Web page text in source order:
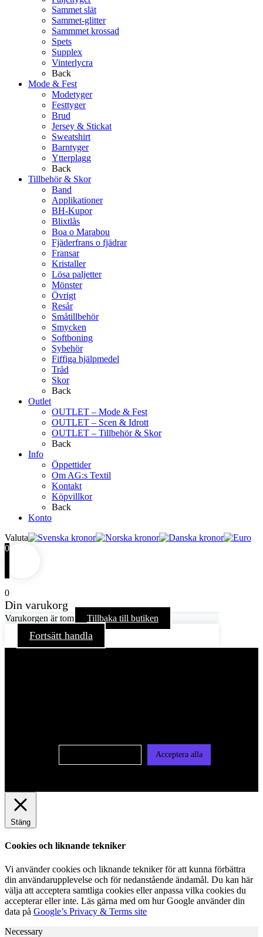
Sammet slät
Sammet-glitter
Sammmet krossad
Spets
Supplex
Vinterlycra
Back
Mode & Fest
Modetyger
Festtyger
Brud
Jersey & Stickat
Sweatshirt
Barntyger
Ytterplagg
Back
Tillbehör & Skor
Band
Applikationer
BH-Kupor
Blixtlås
Boa o Marabou
Fjäderfrans o fjädrar
Fransar
Kristaller
Lösa paljetter
Mönster
Övrigt
Resår
Småtillbehör
Smycken
Softboning
Sybehör
Fiffiga hjälpmedel
Tråd
Skor
Back
Outlet
OUTLET – Mode & Fest
OUTLET – Scen & Idrott
OUTLET – Tillbehör & Skor
Back
Info
Öppettider
Om AG:s Textil
Kontakt
Köpvillkor
Back
Konto
Valuta
0
0
Din varukorg
Varukorgen är tom Tillbaka till butiken
Fortsätt handla
Acceptera alla
Stäng
Cookies och liknande tekniker
Vi använder cookies och liknande tekniker för att kunna förbättra
din användarupplevelse och för nedanstående ändamål. Du kan här
välja att acceptera samtliga cookies eller anpassa vilka cookies du
accepterar eller inte. Läs gärna med om hur Google använder din
data på Google’s Privacy & Terms site
Necessary